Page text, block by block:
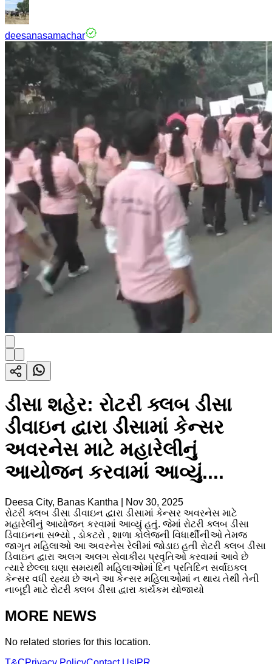
deesanasamachar
ડીસા શહેર: રોટરી ક્લબ ડીસા
ડીવાઇન દ્વારા ડીસામાં કેન્સર
અવરનેસ માટે મહારેલીનું
આયોજન કરવામાં આવ્યું....
Deesa City, Banas Kantha
Nov 30, 2025
રોટરી ક્લબ ડીસા ડીવાઇન દ્વારા ડીસામાં કેન્સર અવરનેસ માટે
મહારેલીનું આયોજન કરવામાં આવ્યું હતું. જેમાં રોટરી ક્લબ ડીસા
ડિવાઇનના સભ્યો , ડોકટરો , શાળા કોલેજની વિધાર્થીનીઓ તેમજ
જાગૃત મહિલાઓ આ અવરનેસ રેલીમાં જોડાઇ હતી રોટરી ક્લબ ડીસા
ડિવાઇન દ્વારા અલગ અલગ સેવાકીય પ્રવૃતિઓ કરવામાં આવે છે
ત્યારે છેલ્લા ઘણા સમયથી મહિલાઓમાં દિન પ્રતિદિન સર્વાઇકલ
કેન્સર વધી રહ્યા છે અને આ કેન્સર મહિલાઓમાં ન થાય તેથી તેની
નાબૂદી માટે રોટરી ક્લબ ડીસા દ્વારા કાર્યકમ યોજાયો
MORE NEWS
No related stories for this location.